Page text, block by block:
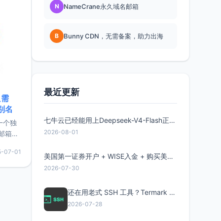
名
个独
箱等
较有
惠的
07-01
N NameCrane永久域名邮箱
B Bunny CDN，无需备案，助力出海
最近更新
七牛云已经能用上Deepseek-V4-Flash正式版了，点此领取300万Token
2026-08-01
美国第一证券开户 + WISE入金 + 购买美股全流程分享
2026-07-30
还在用老式 SSH 工具？Termark 新一代跨平台智能SSH客户端了解一下
2026-07-28